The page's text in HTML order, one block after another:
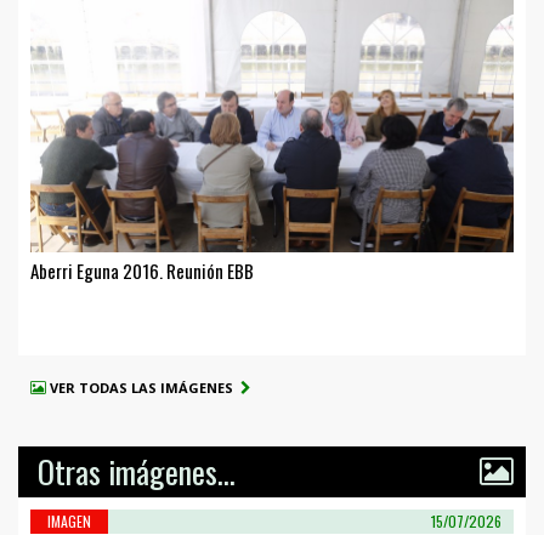
Aberri Eguna 2016. Reunión EBB
VER TODAS LAS IMÁGENES
Otras imágenes...
IMAGEN 15/07/2026